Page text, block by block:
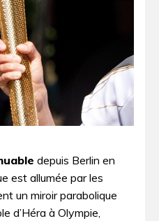
depuis Berlin en
est allumée par les
un miroir parabolique
d’Héra à Olympie,